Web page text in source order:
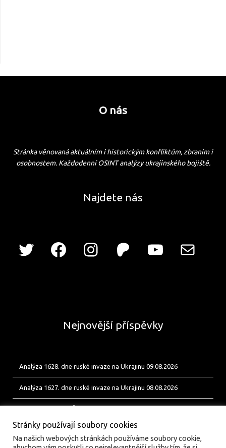
O nás
Stránka věnovaná aktuálním i historickým konfliktům, zbraním i
osobnostem. Každodenní OSINT analýzy ukrajinského bojiště.
Najdete nás
Nejnovější příspěvky
Analýza 1628. dne ruské invaze na Ukrajinu 09.08.2026
Analýza 1627. dne ruské invaze na Ukrajinu 08.08.2026
Stránky používají soubory cookies
Na našich webových stránkách používáme soubory cookie,